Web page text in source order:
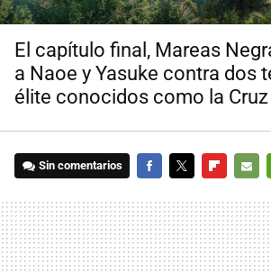
El capítulo final, Mareas
a Naoe y Yasuke contra dos
élite conocidos como la
Sin comentarios
MAIL